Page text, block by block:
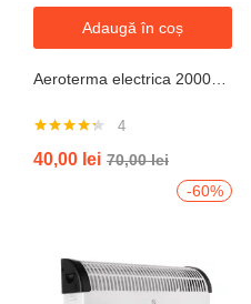
Adaugă în coș
4.25din 5
4
40,00 lei 70,00lei
-60%